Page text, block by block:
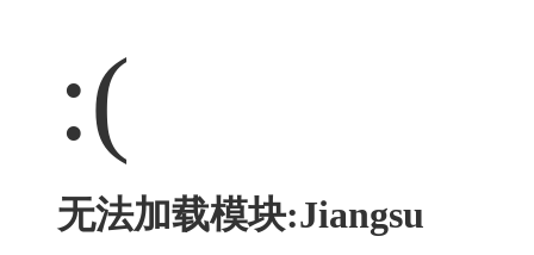
:(
无法加载模块:Jiangsu